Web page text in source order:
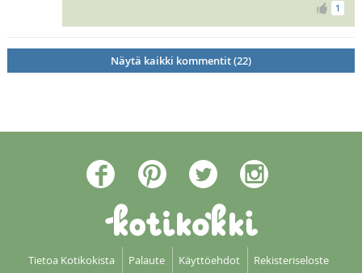
1
Näytä kaikki kommentit (22)
Tietoa Kotikokista Palaute Käyttöehdot Rekisteriseloste